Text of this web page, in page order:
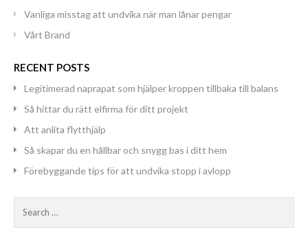
Vanliga misstag att undvika när man lånar pengar
Vårt Brand
RECENT POSTS
Legitimerad naprapat som hjälper kroppen tillbaka till balans
Så hittar du rätt elfirma för ditt projekt
Att anlita flytthjälp
Så skapar du en hållbar och snygg bas i ditt hem
Förebyggande tips för att undvika stopp i avlopp
for: